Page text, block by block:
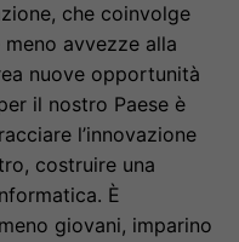
che coinvolge
avvezze alla
nuove opportunità
il nostro Paese è
l’innovazione
costruire una
È
giovani, imparino